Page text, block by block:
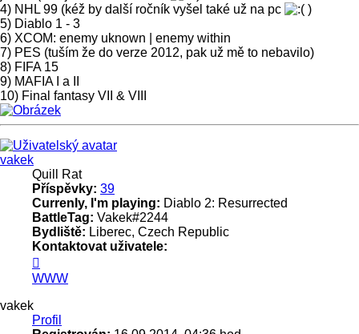
4) NHL 99 (kéž by další ročník vyšel také už na pc
)
5) Diablo 1 - 3
6) XCOM: enemy uknown | enemy within
7) PES (tuším že do verze 2012, pak už mě to nebavilo)
8) FIFA 15
9) MAFIA I a II
10) Final fantasy VII & VIII
Nahoru
vakek
Quill Rat
Příspěvky: 39
Currenly, I'm playing: Diablo 2: Resurrected
BattleTag: Vakek#2244
Bydliště: Liberec, Czech Republic
Kontaktovat uživatele:
uživatele
vakek
WWW
vakek
Profil